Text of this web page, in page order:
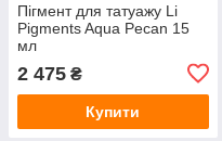
Пігмент для татуажу Li
Pigments Aqua Pecan 15
мл
2 475 ₴
Купити